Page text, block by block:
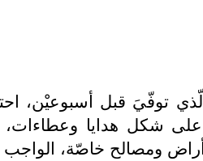
توفّيَ قبل أسبوعيْن،
شكل هدايا وعطاءات،
ومصالح خاصّة، الواجب